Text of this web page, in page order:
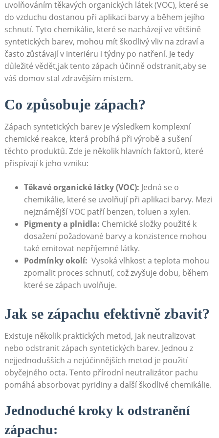
uvolňováním těkavých organických látek‌ (VOC), které se
do vzduchu dostanou při‌ aplikaci​ barvy a během jejího
schnutí. Tyto ‍chemikálie, které ‍se nacházejí ve většině
‍syntetických barev, mohou‌ mít škodlivý vliv na zdraví a
často⁢ zůstávají ⁣v interiéru i týdny po natření. ⁢Je tedy
důležité vědět,jak tento zápach účinně odstranit,aby se
váš⁤ domov ‍stal zdravějším ⁣místem.
Co⁣ způsobuje⁢ zápach?
Zápach ‍syntetických barev⁣ je⁢ výsledkem komplexní
‌chemické‌ reakce, která probíhá při výrobě a sušení
těchto produktů. Zde⁤ je několik hlavních faktorů, které
přispívají k jeho vzniku:
Těkavé organické látky (VOC): Jedná se o ​
chemikálie, které se uvolňují při aplikaci ⁣barvy. Mezi
nejznámější ⁢VOC patří benzen, toluen ⁣a⁤ xylen.
Pigmenty​ a plnidla: Chemické ‌složky použité k ​
dosažení ​požadované barvy a konzistence mohou
také ⁢emitovat nepříjemné látky.
Podmínky okolí: ‌ Vysoká ⁢vlhkost ⁣a teplota mohou
zpomalit proces ⁢schnutí, ⁣což zvyšuje ​dobu, během
které ​se zápach uvolňuje.
Jak se‍ zápachu⁣ efektivně zbavit?
Existuje několik‍ praktických ⁢metod, ‌jak ​neutralizovat
nebo odstranit ⁣zápach syntetických barev. Jednou z
nejjednodušších⁢ a nejúčinnějších metod je použití⁣
obyčejného octa. Tento přírodní ‌neutralizátor pachu
pomáhá absorbovat pyridiny a další‌ škodlivé chemikálie.
Jednoduché kroky k odstranění ​
zápachu: